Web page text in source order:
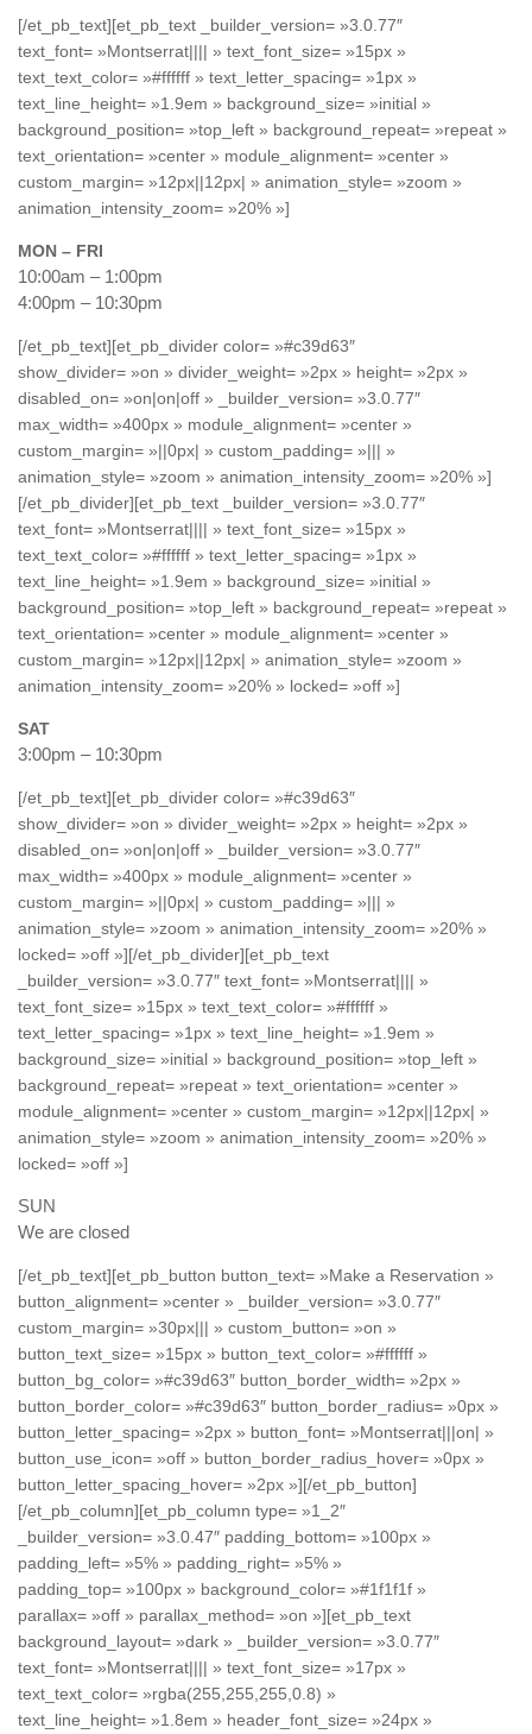
[/et_pb_text][et_pb_text _builder_version= »3.0.77″
text_font= »Montserrat|||| » text_font_size= »15px »
text_text_color= »#ffffff » text_letter_spacing= »1px »
text_line_height= »1.9em » background_size= »initial »
background_position= »top_left » background_repeat= »repeat »
text_orientation= »center » module_alignment= »center »
custom_margin= »12px||12px| » animation_style= »zoom »
animation_intensity_zoom= »20% »]
MON – FRI
10:00am – 1:00pm
4:00pm – 10:30pm
[/et_pb_text][et_pb_divider color= »#c39d63″
show_divider= »on » divider_weight= »2px » height= »2px »
disabled_on= »on|on|off » _builder_version= »3.0.77″
max_width= »400px » module_alignment= »center »
custom_margin= »||0px| » custom_padding= »||| »
animation_style= »zoom » animation_intensity_zoom= »20% »]
[/et_pb_divider][et_pb_text _builder_version= »3.0.77″
text_font= »Montserrat|||| » text_font_size= »15px »
text_text_color= »#ffffff » text_letter_spacing= »1px »
text_line_height= »1.9em » background_size= »initial »
background_position= »top_left » background_repeat= »repeat »
text_orientation= »center » module_alignment= »center »
custom_margin= »12px||12px| » animation_style= »zoom »
animation_intensity_zoom= »20% » locked= »off »]
SAT
3:00pm – 10:30pm
[/et_pb_text][et_pb_divider color= »#c39d63″
show_divider= »on » divider_weight= »2px » height= »2px »
disabled_on= »on|on|off » _builder_version= »3.0.77″
max_width= »400px » module_alignment= »center »
custom_margin= »||0px| » custom_padding= »||| »
animation_style= »zoom » animation_intensity_zoom= »20% »
locked= »off »][/et_pb_divider][et_pb_text
_builder_version= »3.0.77″ text_font= »Montserrat|||| »
text_font_size= »15px » text_text_color= »#ffffff »
text_letter_spacing= »1px » text_line_height= »1.9em »
background_size= »initial » background_position= »top_left »
background_repeat= »repeat » text_orientation= »center »
module_alignment= »center » custom_margin= »12px||12px| »
animation_style= »zoom » animation_intensity_zoom= »20% »
locked= »off »]
SUN
We are closed
[/et_pb_text][et_pb_button button_text= »Make a Reservation »
button_alignment= »center » _builder_version= »3.0.77″
custom_margin= »30px||| » custom_button= »on »
button_text_size= »15px » button_text_color= »#ffffff »
button_bg_color= »#c39d63″ button_border_width= »2px »
button_border_color= »#c39d63″ button_border_radius= »0px »
button_letter_spacing= »2px » button_font= »Montserrat|||on| »
button_use_icon= »off » button_border_radius_hover= »0px »
button_letter_spacing_hover= »2px »][/et_pb_button]
[/et_pb_column][et_pb_column type= »1_2″
_builder_version= »3.0.47″ padding_bottom= »100px »
padding_left= »5% » padding_right= »5% »
padding_top= »100px » background_color= »#1f1f1f »
parallax= »off » parallax_method= »on »][et_pb_text
background_layout= »dark » _builder_version= »3.0.77″
text_font= »Montserrat|||| » text_font_size= »17px »
text_text_color= »rgba(255,255,255,0.8) »
text_line_height= »1.8em » header_font_size= »24px »